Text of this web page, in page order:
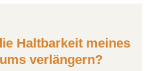
Haltbarkeit meines
verlängern?